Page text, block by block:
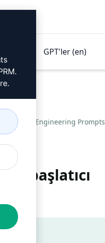
GPT'ler (en)
SoftwareEngineering Prompts
başlatıcı